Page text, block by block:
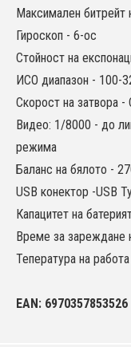
Максимален битрейт
Гироскоп - 6-ос
Стойност на
ИСО диапазон - 100-
Скорост на затвора
Видео: 1/8000 - до
режима
Баланс на бялото -
USB конектор -USB
Капацитет на
Време за зареждане
Тепература на
EAN: 6970357853526